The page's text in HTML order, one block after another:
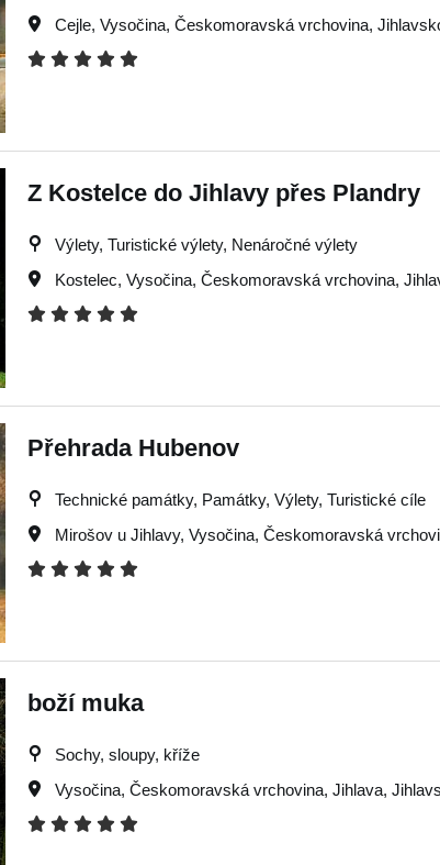
Cejle, Vysočina, Českomoravská vrchovina,
Z Kostelce do Jihlavy přes Plandry
Výlety, Turistické výlety, Nenáročné výlety
Kostelec, Vysočina, Českomoravská vrchovina,
Přehrada Hubenov
Technické památky, Památky, Výlety, Turistické cíle
Mirošov u Jihlavy, Vysočina, Českomoravská
boží muka
Sochy, sloupy, kříže
Vysočina, Českomoravská vrchovina, Jihlava,